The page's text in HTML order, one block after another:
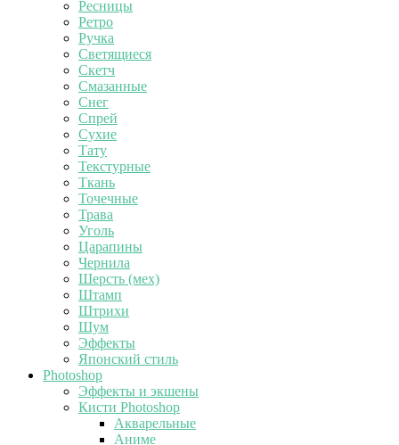
Ресницы
Ретро
Ручка
Светящиеся
Скетч
Смазанные
Снег
Спрей
Сухие
Тату
Текстурные
Ткань
Точечные
Трава
Уголь
Царапины
Чернила
Шерсть (мех)
Штамп
Штрихи
Шум
Эффекты
Японский стиль
Photoshop
Эффекты и экшены
Кисти Photoshop
Акварельные
Аниме